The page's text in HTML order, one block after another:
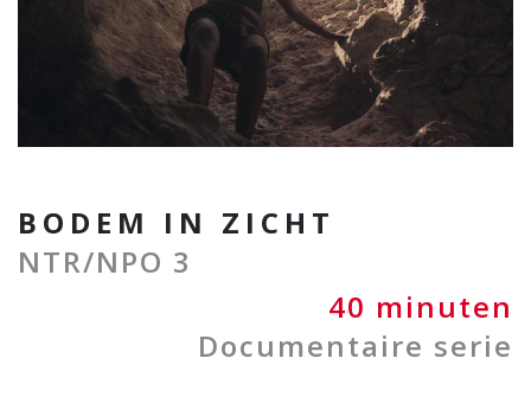
BODEM IN ZICHT
NTR/NPO 3
40 minuten
Documentaire serie